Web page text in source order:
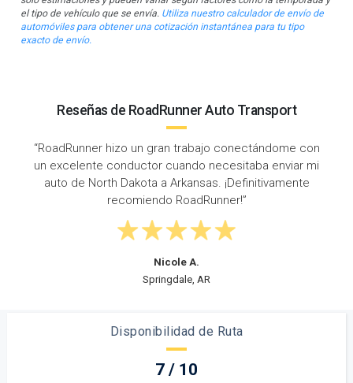
el tipo de vehículo que se envía. Utiliza nuestro calculador de envío de
automóviles para obtener una cotización instantánea para tu tipo
exacto de envío.
Reseñas de RoadRunner Auto Transport
trabajo conectándome con
necesitaba enviar mi
Arkansas. ¡Definitivamente
“Tiempo de respuesta
miércoles y mi auto fue
¡Enviado de North Dakota
Disponibilidad de Ruta
7 / 10